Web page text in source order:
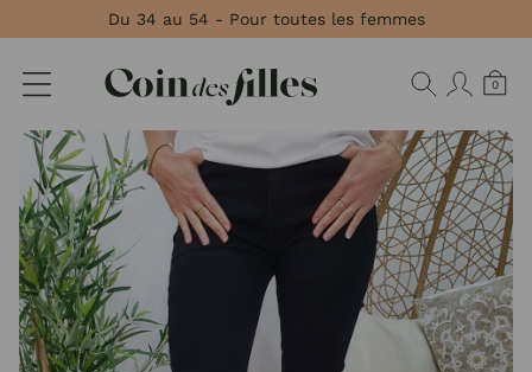
Du 34 au 54 - Pour toutes les femmes
0
Panneau de gestion des cookies